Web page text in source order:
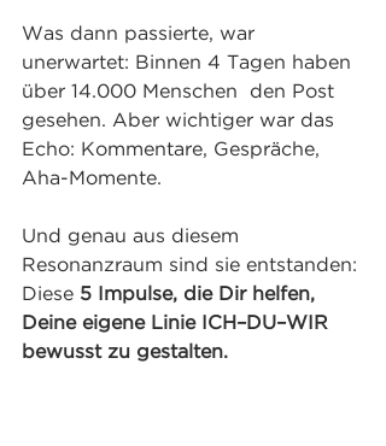
Was dann passierte, war
unerwartet: Binnen 4 Tagen haben
über 14.000 Menschen  den Post
gesehen. Aber wichtiger war das
Echo: Kommentare, Gespräche,
Aha-Momente.
Und genau aus diesem
Resonanzraum sind sie entstanden:
Diese 5 Impulse, die Dir helfen,
Deine eigene Linie ICH–DU–WIR
bewusst zu gestalten.